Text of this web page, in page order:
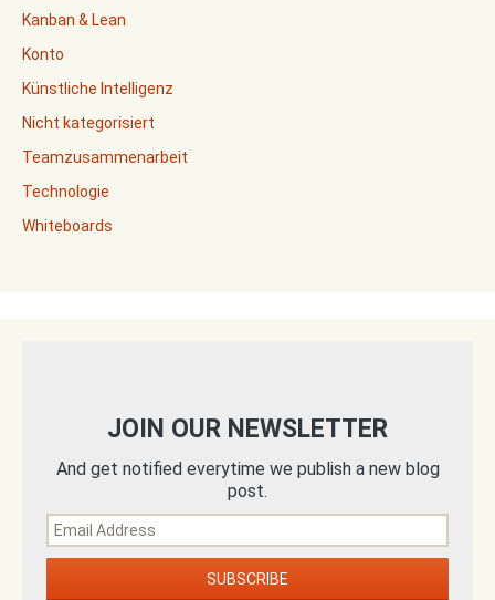
Kanban & Lean
Konto
Künstliche Intelligenz
Nicht kategorisiert
Teamzusammenarbeit
Technologie
Whiteboards
JOIN OUR NEWSLETTER
And get notified everytime we publish a new blog
post.